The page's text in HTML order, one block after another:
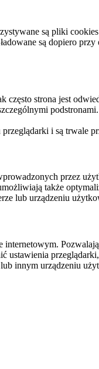
są pliki
są dopiero
strona jest
i są trwale
przez
także
lub urządzeniu
ustawienia
innym urządzeniu